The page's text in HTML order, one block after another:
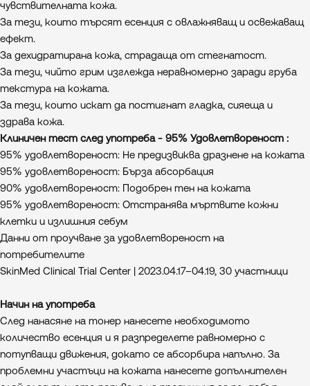
чувствителната кожа.
За тези, които търсят есенция с овлажняващ и освежаващ
ефект.
За дехидратирана кожа, страдаща от стегнатост.
За тези, чийто грим изглежда неравномерно заради груба
текстура на кожата.
За тези, които искат да постигнат гладка, сияеща и
здрава кожа.
Клиничен тест след употреба - 95% Удовлетвореност :
95% удовлетвореност: Не предизвиква дразнене на кожата
95% удовлетвореност: Бърза абсорбация
90% удовлетвореност: Подобрен тен на кожата
95% удовлетвореност: Отстранява мъртвите кожни
клетки и излишния себум
Данни от проучване за удовлетвореност на
потребителите
SkinMed Clinical Trial Center | 2023.04.17–04.19, 30 участници
Начин на употреба
След нанасяне на тонер нанесете необходимото
количество есенция и я разпределете равномерно с
потупващи движения, докато се абсорбира напълно. За
проблемни участъци на кожата нанесете допълнителен